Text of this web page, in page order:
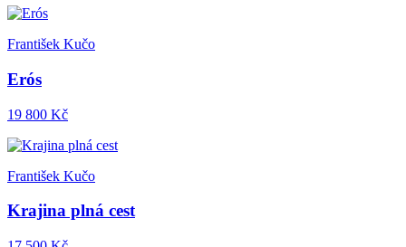
František Kučo
Erós
19 800 Kč
František Kučo
Krajina plná cest